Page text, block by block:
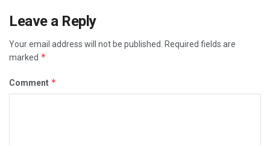
Leave a Reply
Your email address will not be published. Required fields are
marked *
Comment *